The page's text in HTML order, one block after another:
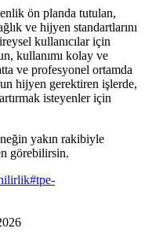
ön planda tutulan,
ve hijyen standartlarını
kullanıcılar için
kullanımı kolay ve
ve profesyonel ortamda
hijyen gerektiren işlerde,
isteyenler için
yakın rakibiyle
görebilirsin.
#tpe-